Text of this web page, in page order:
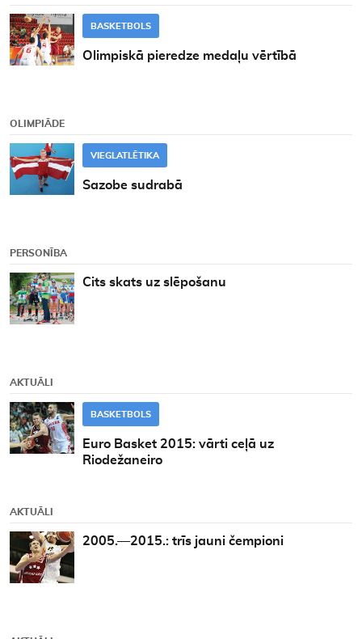
BASKETBOLS
Olimpiskā pieredze medaļu vērtībā
OLIMPIĀDE
VIEGLATLĒTIKA
Sazobe sudrabā
PERSONĪBA
Cits skats uz slēpošanu
AKTUĀLI
BASKETBOLS
Euro Basket 2015: vārti ceļā uz
Riodežaneiro
AKTUĀLI
2005.—2015.: trīs jauni čempioni